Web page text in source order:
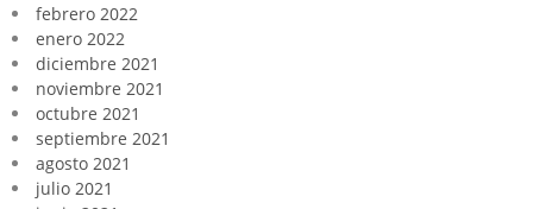
febrero 2022
enero 2022
diciembre 2021
noviembre 2021
octubre 2021
septiembre 2021
agosto 2021
julio 2021